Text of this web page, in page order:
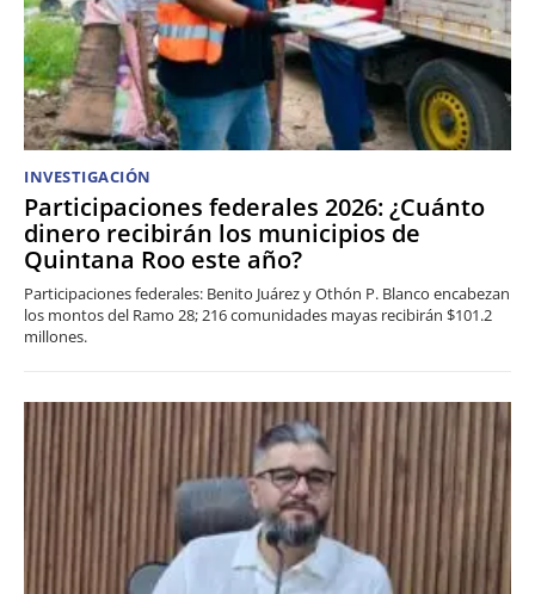
INVESTIGACIÓN
Participaciones federales 2026: ¿Cuánto
dinero recibirán los municipios de
Quintana Roo este año?
Participaciones federales: Benito Juárez y Othón P. Blanco encabezan
los montos del Ramo 28; 216 comunidades mayas recibirán $101.2
millones.